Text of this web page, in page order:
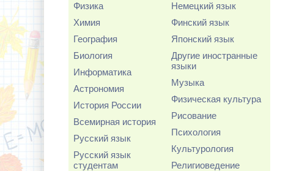
Физика
Химия
География
Биология
Информатика
Астрономия
История России
Всемирная история
Русский язык
Русский язык
студентам
Немецкий язык
Финский язык
Японский язык
Другие иностранные
языки
Музыка
Физическая культура
Рисование
Психология
Культурология
Религиоведение